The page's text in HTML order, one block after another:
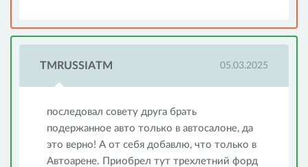
TMRUSSIATM 05.03.2025
последовал совету друга брать
подержанное авто только в автосалоне, да
это верно! А от себя добавлю, что только в
Автоарене. Приобрел тут трехлетний форд